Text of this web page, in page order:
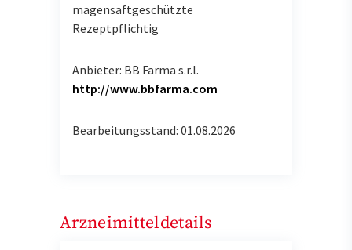
magensaftgeschützte
Rezeptpflichtig
Anbieter: BB Farma s.r.l.
http://www.bbfarma.com
Bearbeitungsstand: 01.08.2026
Arzneimitteldetails